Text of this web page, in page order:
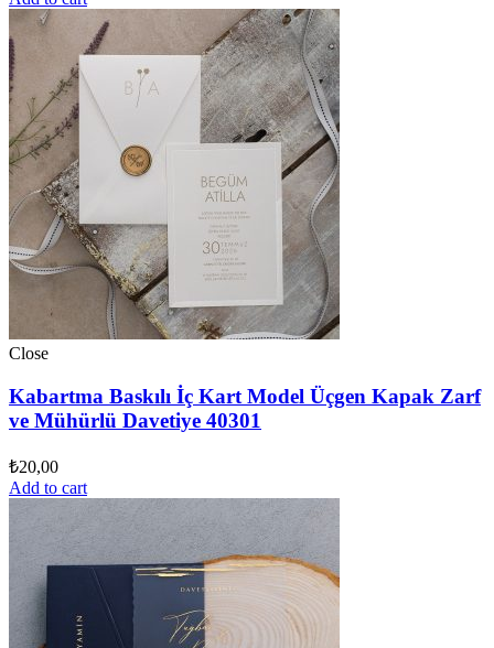
Close
Kabartma Baskılı İç Kart Model Üçgen Kapak Zarf
ve Mühürlü Davetiye 40301
₺20,00
Add to cart